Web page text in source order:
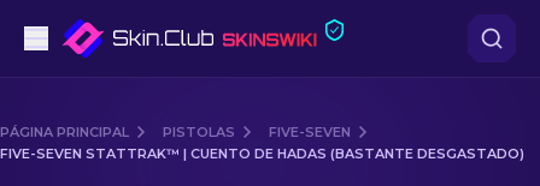
Gama media
PÁGINA PRINCIPAL PISTOLAS
FIVE-SEVEN
FIVE-SEVEN STATTRAK™ | CUENTO DE HADAS (BASTANTE DESGASTADO)